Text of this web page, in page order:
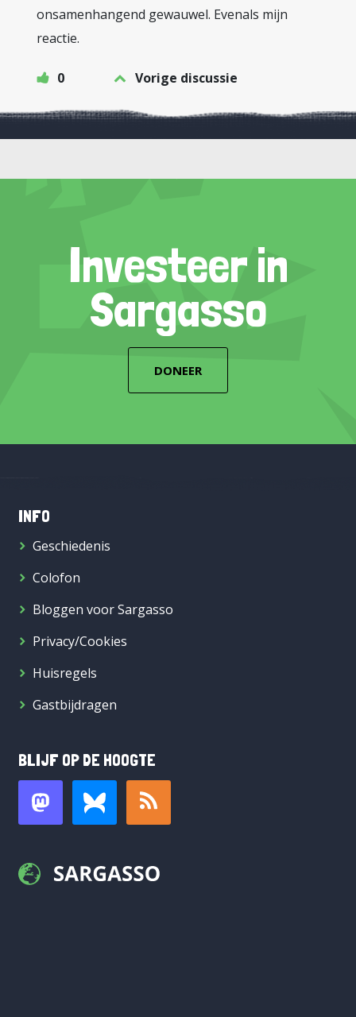
onsamenhangend gewauwel. Evenals mijn
reactie.
0 Vorige discussie
Investeer in
Sargasso
DONEER
INFO
Geschiedenis
Colofon
Bloggen voor Sargasso
Privacy/Cookies
Huisregels
Gastbijdragen
BLIJF OP DE HOOGTE